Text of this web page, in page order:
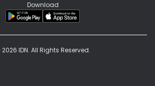
Download
IDN. All Rights Reserved.